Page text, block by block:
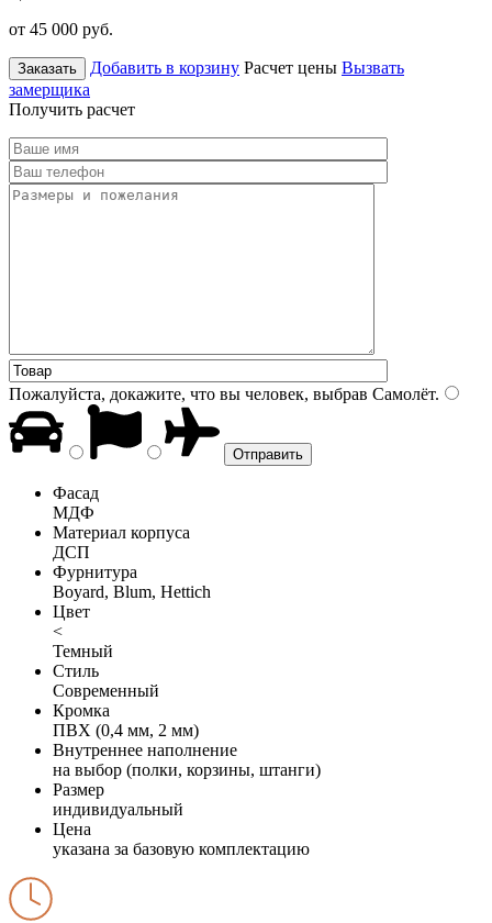
от 45 000 руб.
Заказать Добавить в корзину Расчет цены Вызвать
замерщика
Получить расчет
Пожалуйста, докажите, что вы человек, выбрав Самолёт.
Фасад
МДФ
Материал корпуса
ДСП
Фурнитура
Boyard, Blum, Hettich
Цвет
<
Темный
Стиль
Современный
Кромка
ПВХ (0,4 мм, 2 мм)
Внутреннее наполнение
на выбор (полки, корзины, штанги)
Размер
индивидуальный
Цена
указана за базовую комплектацию